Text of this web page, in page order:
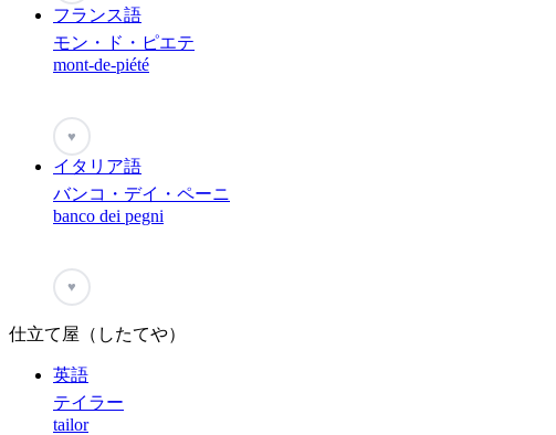
フランス語
モン・ド・ピエテ
mont-de-piété
♥
イタリア語
バンコ・デイ・ペーニ
banco dei pegni
♥
仕立て屋（したてや）
英語
テイラー
tailor